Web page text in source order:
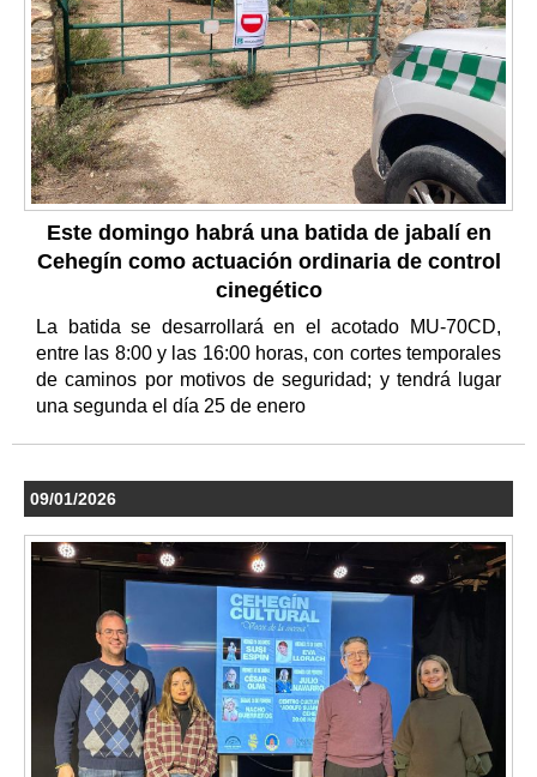
Este domingo habrá una batida de jabalí en
Cehegín como actuación ordinaria de control
cinegético
La batida se desarrollará en el acotado MU-70CD,
entre las 8:00 y las 16:00 horas, con cortes temporales
de caminos por motivos de seguridad; y tendrá lugar
una segunda el día 25 de enero
09/01/2026